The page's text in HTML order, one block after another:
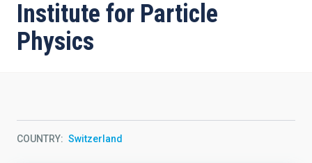
Institute for Particle
Physics
COUNTRY Switzerland